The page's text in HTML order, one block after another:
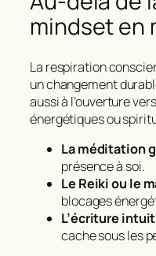
mindset en
La respiration
un changement
aussi à l’ouverture
énergétiques ou
La méditation
présence à soi.
Le Reiki ou le
blocages
L’écriture
cache sous les